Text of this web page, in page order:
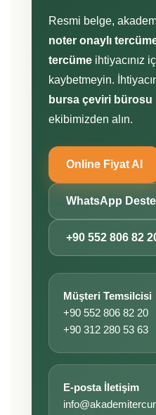
Resmi belge,
noter onaylı
tercüme ihtiyacınız
kaybetmeyin.
bursa çeviri bürosu
ekibimizden alın.
Online Fiyat Al
WhatsApp
+90 552 806 82
Müşteri Temsilcisi
+90 552 806 82 20
+90 312 280 53 63
E-posta İletişim